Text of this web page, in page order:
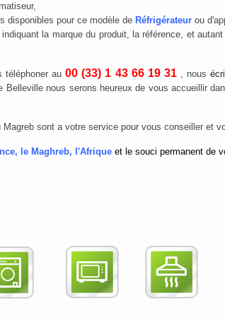
disponibles pour ce modèle de Réfrigérateur ou
la marque du produit, la référence, et
téléphoner au00 (33) 1 43 66 19 31 , nous
nous serons heureux de vous accueillir
sont a votre service pour vous conseiller et
le Maghreb, l'Afrique et le souci permanent de